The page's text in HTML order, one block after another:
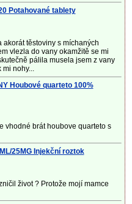
Potahované tablety
akorát těstoviny s míchaných
vlezla do vany okamžitě se mi
pálila musela jsem z vany
nohy...
Houbové quarteto 100%
vhodné brát houbove quarteto s
25MG Injekční roztok
život ? Protože mojí mamce